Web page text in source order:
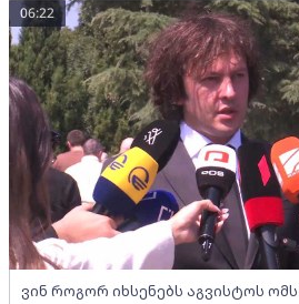
ვინ როგორ იხსენებს აგვისტოს ომს
06:22